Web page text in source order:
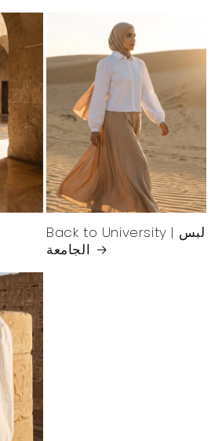
Back to University | لبس
الجامعة